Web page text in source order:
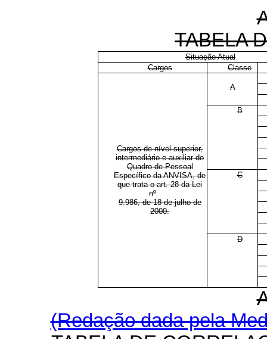
TABELA
Situação Atual
Cargos
Classe
Cargos de nível superior,
intermediário e auxiliar do
Quadro de Pessoal
Específico da ANVISA, de
que trata o art. 28 da Lei
nº
9.986, de 18 de julho de
2000.
A
B
C
D
(Redação dada pela